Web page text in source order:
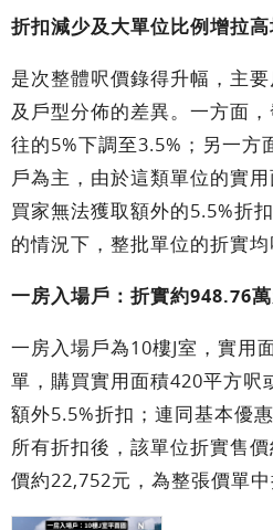
折扣減少及大單位比例增拉高
是次整體呎價錄得升幅，主
及戶型分佈的差異。一方面
往的5%下調至3.5%；另一方
戶為主，由於這類單位的實
買家無法獲取額外的5.5%折
的情況下，整批單位的折實均
一房入場戶：折實約948.76
一房入場戶為10樓J室，實用
單，購買實用面積420平方呎
額外5.5%折扣；連同基本優
所有折扣後，該單位折實售
價約22,752元，為整張價單中